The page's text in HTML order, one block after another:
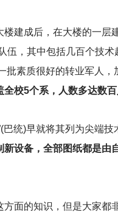
建成后，在大楼的一层
伍，其中包括几百个技
素质很好的转业军人
校5个系，人数多达数
统)早就将其列为尖端
新设备，全部图纸都是由
面的知识，但是大家都